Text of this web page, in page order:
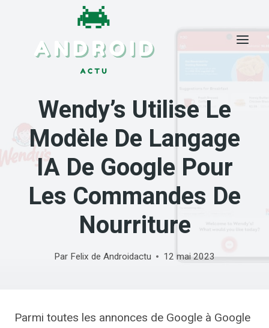
Wendy’s Utilise Le
Modèle De Langage
IA De Google Pour
Les Commandes De
Nourriture
Par Felix de Androidactu 12 mai 2023
Parmi toutes les annonces de Google à Google